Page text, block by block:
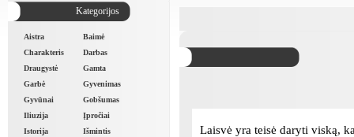
Kategorijos
Aistra
Baimė
Charakteris
Darbas
Draugystė
Gamta
Garbė
Gyvenimas
Gyvūnai
Gobšumas
Iliuzija
Įpročiai
Istorija
Išmintis
Laisvė yra teisė daryti viską,